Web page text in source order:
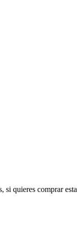
si quieres comprar esta